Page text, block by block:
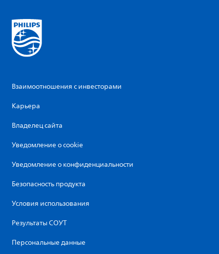
Взаимоотношения с инвесторами
Карьера
Владелец сайта
Уведомление о cookie
Уведомление о конфиденциальности
Безопасность продукта
Условия использования
Результаты СОУТ
Персональные данные